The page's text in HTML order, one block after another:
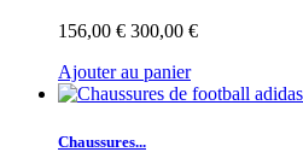
156,00 € 300,00 €
Ajouter au panier
Chaussures...